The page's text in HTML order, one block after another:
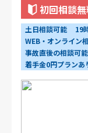
初回相談
土日相談可能 19
WEB・オンライン
事故直後の相談可能
着手金0円プランあ